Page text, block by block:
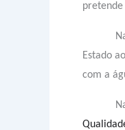
pretende
Estado
com a